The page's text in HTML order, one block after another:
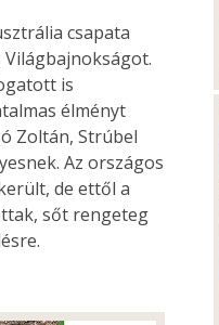
csapata
is
élményt
Zoltán, Strúbel
Az országos
de ettől a
sőt rengeteg